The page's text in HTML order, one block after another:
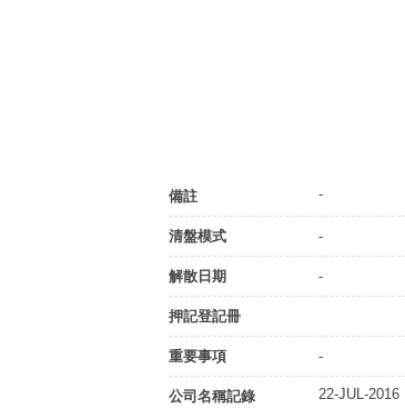
備註 -
清盤模式 -
解散日期 -
押記登記冊
重要事項 -
公司名稱記錄
22-JUL-2016